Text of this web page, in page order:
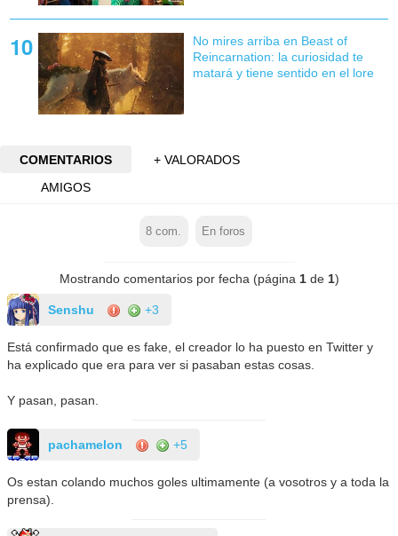
No mires arriba en Beast of
Reincarnation: la curiosidad te
matará y tiene sentido en el lore
COMENTARIOS
+ VALORADOS
AMIGOS
8 com. En foros
Mostrando comentarios por fecha (página 1de 1)
Senshu +3
Está confirmado que es fake, el creador lo ha puesto en Twitter y
ha explicado que era para ver si pasaban estas cosas.
Y pasan, pasan.
pachamelon +5
Os estan colando muchos goles ultimamente (a vosotros y a toda la
prensa).